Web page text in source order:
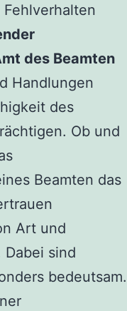
des Beamten
Handlungen
des
Ob und
Beamten das
Art und
sind
bedeutsam.